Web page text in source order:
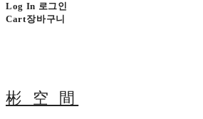
Log In 로그인
Cart장바구니
彬 空 間